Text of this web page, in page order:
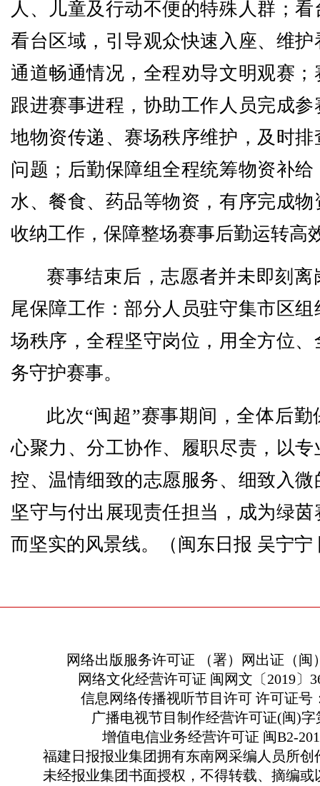
人、儿童及行动不便的特殊人群；
看台区域，引导观众快速入座、维
通道畅通情况，全程劝导文明观赛
跟进赛事进程，协助工作人员完成
地物资传递、赛场秩序维护，及时
问题；后勤保障组全程统筹物资补
水、餐食、药品等物资，有序完成
收纳工作，保障整场赛事后勤运转高
赛事结束后，志愿者并未即刻离
尾保障工作：部分人员驻守集市区
场秩序，全程坚守岗位，用全方位
务守护赛事。
此次“闽超”赛事期间，全体后
心聚力、分工协作、履职尽责，以
控、温情细致的志愿服务、细致入
坚守与付出展现责任担当，成为绿
而坚实的风景线。（闽东日报 吴宁宁
网络出版服务许可证 （署）网出证（闽
网络文化经营许可证 闽网文〔2019〕
信息网络传播视听节目许可 许可证号
广播电视节目制作经营许可证(闽)字
增值电信业务经营许可证 闽B2-
福建日报报业集团拥有东南网采编人员所创
未经报业集团书面授权，不得转载、摘编或